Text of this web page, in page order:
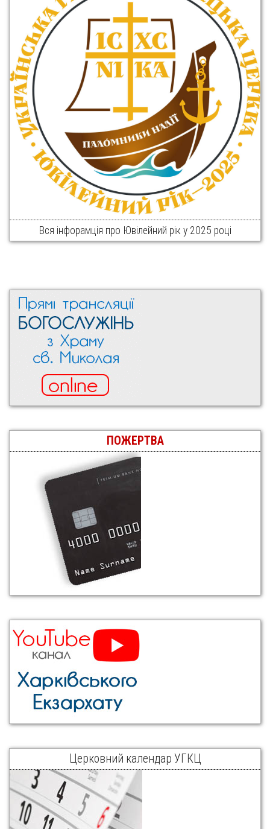
Вся інфорамція про Ювілейний рік у 2025 році
ПОЖЕРТВА
Церковний календар УГКЦ